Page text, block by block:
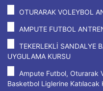
OTURARAK VOLEYBOL
AMPUTE FUTBOL
TEKERLEKLİ SANDALYE
UYGULAMA KURSU
Ampute Futbol, Oturarak
Basketbol Liglerine